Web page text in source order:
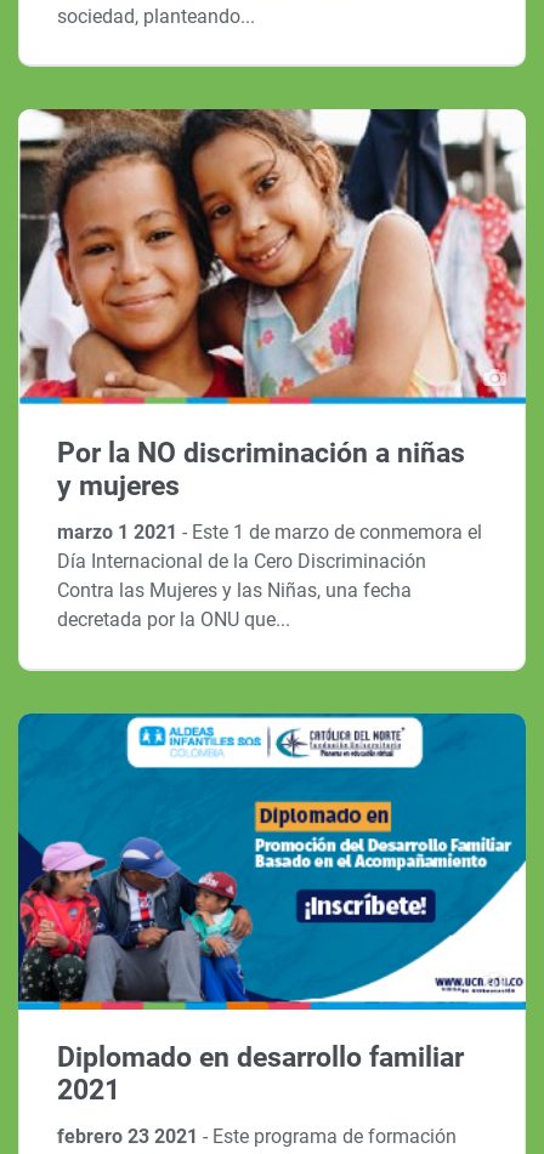
sociedad, planteando...
Por la NO discriminación a niñas
y mujeres
marzo 1 2021- Este 1 de marzo de conmemora el
Día Internacional de la Cero Discriminación
Contra las Mujeres y las Niñas, una fecha
decretada por la ONU que...
Diplomado en desarrollo familiar
2021
febrero 23 2021- Este programa de formación